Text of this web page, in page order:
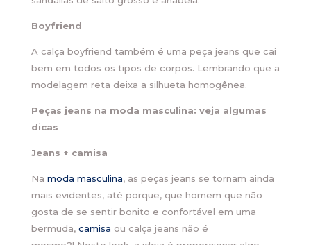
Boyfriend
A calça boyfriend também é uma peça jeans que cai
bem em todos os tipos de corpos. Lembrando que a
modelagem reta deixa a silhueta homogênea.
Peças jeans na moda masculina: veja algumas
dicas
Jeans + camisa
Na moda masculina, as peças jeans se tornam ainda
mais evidentes, até porque, que homem que não
gosta de se sentir bonito e confortável em uma
bermuda, camisa ou calça jeans não é